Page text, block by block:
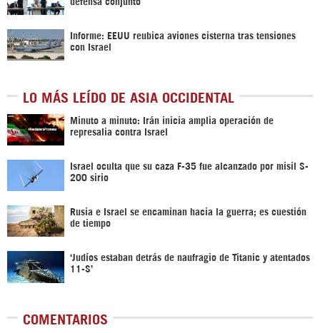
Informe: EEUU reubica aviones cisterna tras tensiones
con Israel
LO MÁS LEÍDO DE ASIA OCCIDENTAL
Minuto a minuto: Irán inicia amplia operación de
represalia contra Israel
Israel oculta que su caza F-35 fue alcanzado por misil S-
200 sirio
Rusia e Israel se encaminan hacia la guerra; es cuestión
de tiempo
‘Judíos estaban detrás de naufragio de Titanic y atentados
11-S’
COMENTARIOS